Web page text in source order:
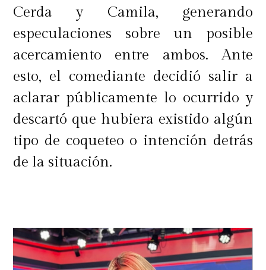
Cerda y Camila, generando
especulaciones sobre un posible
acercamiento entre ambos. Ante
esto, el comediante decidió salir a
aclarar públicamente lo ocurrido y
descartó que hubiera existido algún
tipo de coqueteo o intención detrás
de la situación.